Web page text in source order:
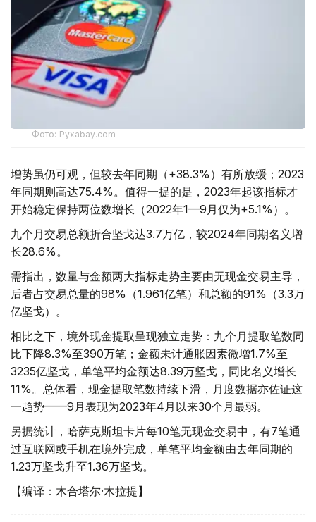
Фото: Pyxabay.com
增势虽仍可观，但较去年同期（+38.3%）有所放缓；2023
年同期则高达75.4%。值得一提的是，2023年起该指标才
开始稳定保持两位数增长（2022年1—9月仅为+5.1%）。
九个月交易总额折合坚戈达3.7万亿，较2024年同期名义增
长28.6%。
需指出，数量与金额两大指标走势主要由无现金交易主导，
后者占交易总量的98%（1.961亿笔）和总额的91%（3.3万
亿坚戈）。
相比之下，境外现金提取呈现独立走势：九个月提取笔数同
比下降8.3%至390万笔；金额未计通胀因素微增1.7%至
3235亿坚戈，单笔平均金额达8.39万坚戈，同比名义增长
11%。总体看，现金提取笔数持续下滑，月度数据亦佐证这
一趋势——9月表现为2023年4月以来30个月最弱。
另据统计，哈萨克斯坦卡片每10笔无现金交易中，有7笔通
过互联网或手机在境外完成，单笔平均金额由去年同期的
1.23万坚戈升至1.36万坚戈。
【编译：木合塔尔·木拉提】